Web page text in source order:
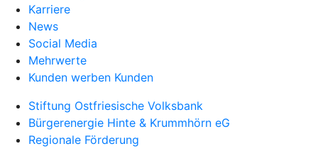
Karriere
News
Social Media
Mehrwerte
Kunden werben Kunden
Stiftung Ostfriesische Volksbank
Bürgerenergie Hinte & Krummhörn eG
Regionale Förderung